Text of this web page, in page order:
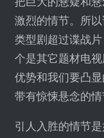
激烈的情节。所
类型剧超过谍战
个是其它题材电
优势和我们要凸
带有惊悚悬念的情
引人入胜的情节